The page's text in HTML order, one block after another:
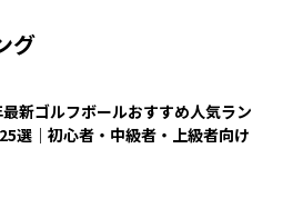
グ
新ゴルフボールおすすめ人気ラン
選｜初心者・中級者・上級者向け